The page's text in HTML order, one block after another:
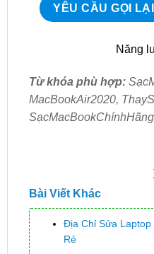
Năng
Từ khóa phù hợp:
MacBookAir2020,
Bài Viết Khác
Địa Chỉ Sửa Laptop
Rẻ